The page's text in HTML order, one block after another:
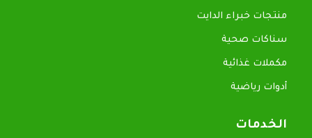
منتجات خبراء الدايت
سناكات صحية
مكملات غذائية
أدوات رياضية
الخدمات